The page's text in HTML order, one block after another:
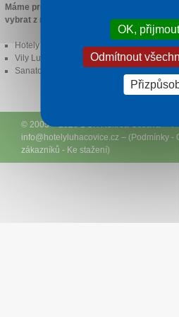
Máme pro Vás připraveno mnoho druhů
vybrat z nabídky:
Hotely Luhačovice
Vily Luhačovice
Sanatoria a léčebny Luhačovice
© 2005 – 2026DCK Rekrea Ostrava– T
info@ hotelyluhacovice.cz – (Podmínky -
zákazníků - Ke stažení)
OK,
Odmítnout